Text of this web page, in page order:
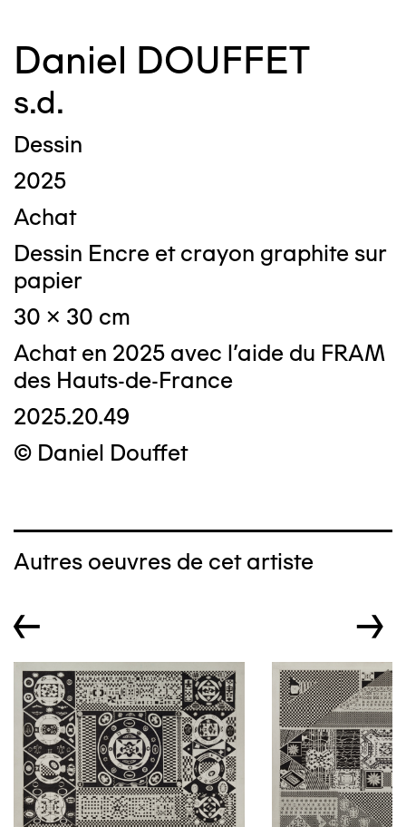
Daniel DOUFFET
s.d.
Dessin
2025
Achat
Dessin Encre et crayon graphite sur
papier
30 x 30 cm
Achat en 2025 avec l'aide du FRAM
des Hauts-de-France
2025.20.49
© Daniel Douffet
Autres oeuvres de cet artiste
← →